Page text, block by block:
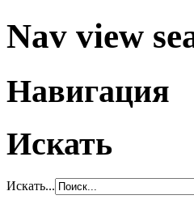
Nav view
Навигация
Искать
Искать...